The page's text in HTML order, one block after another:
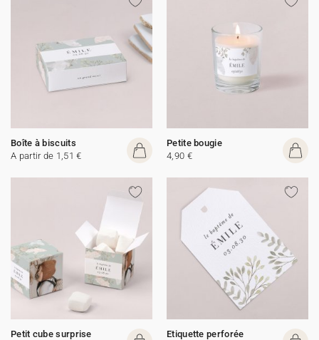
Boîte à biscuits
A partir de 1,51 €
Petite bougie
4,90 €
Petit cube surprise
Etiquette perforée